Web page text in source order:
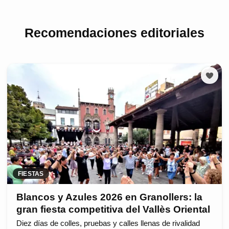
Recomendaciones editoriales
FIESTAS
Blancos y Azules 2026 en Granollers: la
gran fiesta competitiva del Vallès Oriental
Diez días de colles, pruebas y calles llenas de rivalidad